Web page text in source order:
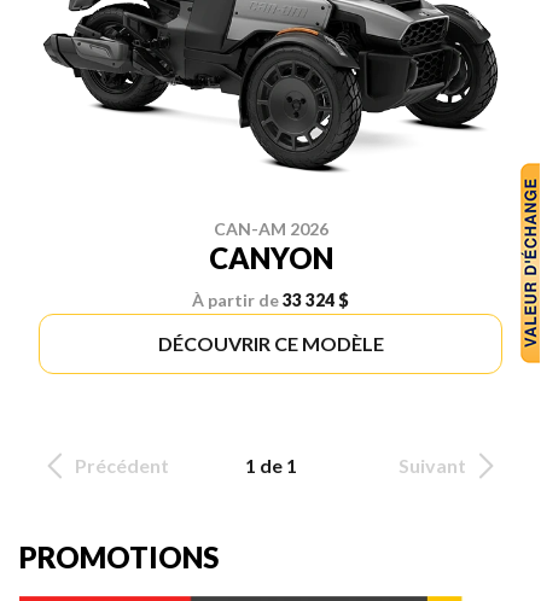
CAN-AM 2026
CANYON
À partir de33 324 $
DÉCOUVRIR CE MODÈLE
Précédent 1 de 1 Suivant
PROMOTIONS